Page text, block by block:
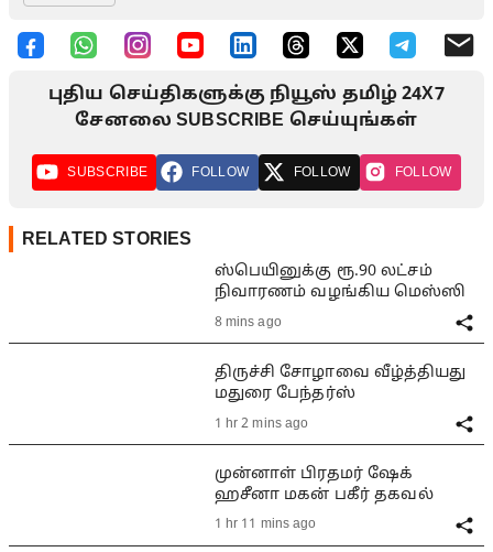
புதிய செய்திகளுக்கு நியூஸ் தமிழ் 24X7
சேனலை SUBSCRIBE செய்யுங்கள்
SUBSCRIBE FOLLOW FOLLOW FOLLOW
RELATED STORIES
ஸ்பெயினுக்கு ரூ.90 லட்சம்
நிவாரணம் வழங்கிய மெஸ்ஸி
8 mins ago
திருச்சி சோழாவை வீழ்த்தியது
மதுரை பேந்தர்ஸ்
1 hr 2 mins ago
முன்னாள் பிரதமர் ஷேக்
ஹசீனா மகன் பகீர் தகவல்
1 hr 11 mins ago